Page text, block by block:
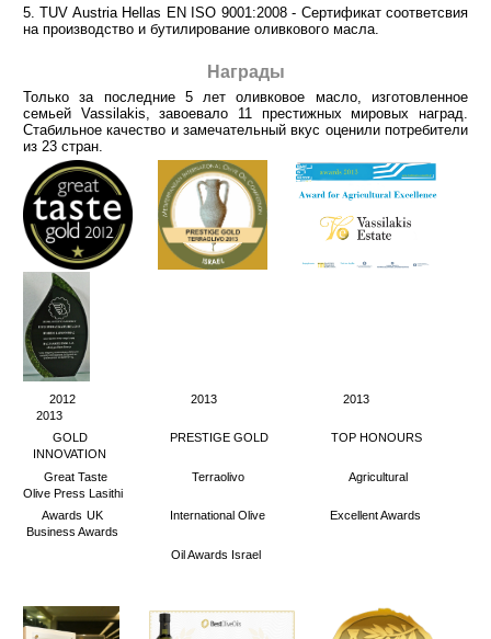
5.TUV Austria Hellas EN ISO 9001:2008- Сертификат соответсвия
на производство и бутилирование оливкового масла.
Награды
Только за последние 5 лет оливковое масло, изготовленное
семьей Vassilakis, завоевало 11 престижных мировых наград.
Стабильное качество и замечательный вкус оценили потребители
из 23 стран.
2012 2013 2013
2013
GOLD PRESTIGE GOLD TOP HONOURS
INNOVATION
Great Taste Terraolivo Agricultural
Olive Press Lasithi
Awards UK International Olive Excellent Awards
Business Awards
Oil Awards Israel